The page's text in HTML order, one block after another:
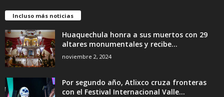
Incluso más noticias
Huaquechula honra a sus muertos con 29
altares monumentales y recibe...
noviembre 2, 2024
Por segundo año, Atlixco cruza fronteras
con el Festival Internacional Valle...